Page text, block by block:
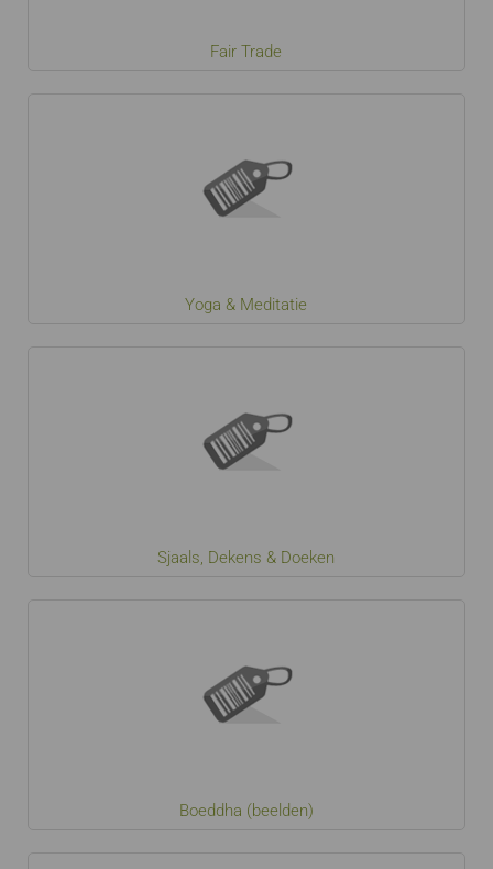
Fair Trade
Yoga & Meditatie
Sjaals, Dekens & Doeken
Boeddha (beelden)